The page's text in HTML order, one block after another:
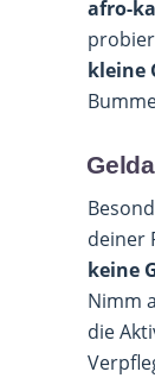
afro-
kleine
deiner
keine
Nimm
die